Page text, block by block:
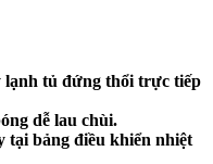
lạnh tủ đứng thổi trực tiếp
dễ lau chùi.
tại bảng điều khiển nhiệt